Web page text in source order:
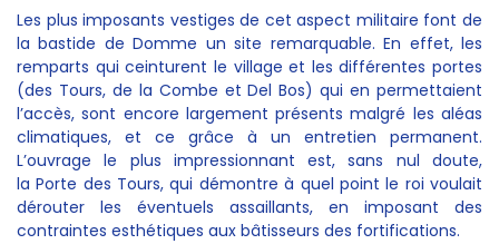
Les plus imposants vestiges de cet aspect militaire font de
la bastide de Domme un site remarquable. En effet, les
remparts qui ceinturent le village et les différentes portes
(des Tours, de la Combe et Del Bos) qui en permettaient
l’accès, sont encore largement présents malgré les aléas
climatiques, et ce grâce à un entretien permanent.
L’ouvrage le plus impressionnant est, sans nul doute,
la Porte des Tours, qui démontre à quel point le roi voulait
dérouter les éventuels assaillants, en imposant des
contraintes esthétiques aux bâtisseurs des fortifications.